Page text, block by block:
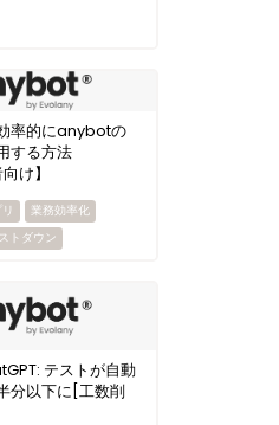
率的にanybotの
する方法
け】
業務効率化
トダウン
テストが自動
分以下に[工数削